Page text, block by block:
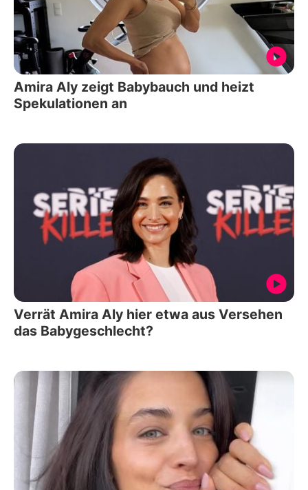
Amira Aly zeigt Babybauch und heizt
Spekulationen an
Verrät Amira Aly hier etwa aus Versehen
das Babygeschlecht?